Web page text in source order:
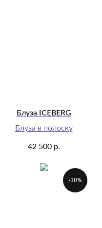
Блуза ICEBERG
Блуза в полоску
42 500 р.
-30%